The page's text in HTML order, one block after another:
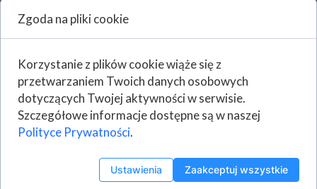
Zgoda na pliki cookie
Korzystanie z plików cookie wiąże się z
przetwarzaniem Twoich danych osobowych
dotyczących Twojej aktywności w serwisie.
Szczegółowe informacje dostępne są w naszej
Polityce Prywatności.
Ustawienia Zaakceptuj wszystkie